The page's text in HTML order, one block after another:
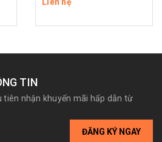
TIN
tiên nhận khuyến mãi hấp dẫn từ
ĐĂNG KÝ NGAY